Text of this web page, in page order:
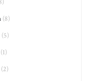
(8)
(5)
(2)